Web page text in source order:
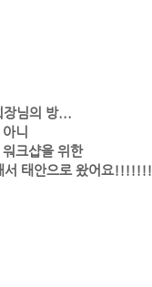
장님의 방...
아니
워크샵을 위한
서 태안으로 왔어요!!!!!!!